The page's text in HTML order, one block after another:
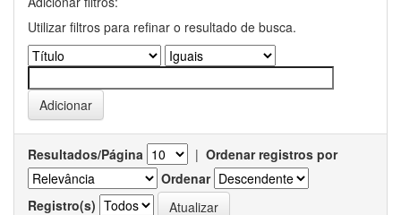
Utilizar filtros para refinar o resultado de busca.
Resultados/Página | Ordenar registros por
Ordenar
Registro(s)